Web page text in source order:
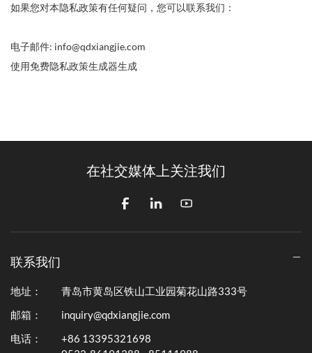
如果您对本隐私政策有任何疑问，您可以联系我们：
电子邮件: info@qdxiangjie.com
使用免费隐私政策生成器生成
在社交媒体上关注我们
联系我们
地址：
青岛市黄岛区铁山工业园菊花山路333号
邮箱：
inquiry@qdxiangjie.com
电话：
+86 13395321698